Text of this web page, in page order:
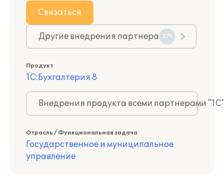
Связаться
Другие внедрения партнера 371
Продукт
1С:Бухгалтерия 8
Внедрения продукта всеми партнерами
Отрасль / Функциональная задача
Государственное и муниципальное
управление